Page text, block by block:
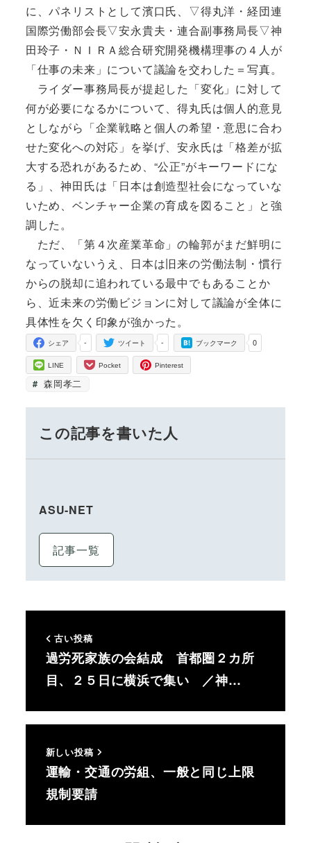
に、パネリストとして濱口氏、▽得丸洋・経団連
国際労働部会長▽安永貴夫・連合副事務局長▽神
田玲子・ＮＩＲＡ総合研究開発機構理事の４人が
「仕事の未来」について議論を交わした＝写真。
ライダー事務局長が提起した「変化」に対して
何が必要になるかについて、得丸氏は個人的意見
としながら「企業戦略と個人の希望・意思に合わ
せた変化への対応」を挙げ、安永氏は「格差が拡
大する恐れがあるため、“公正”がキーワードにな
る」、神田氏は「日本は創造型社会になっていな
いため、ベンチャー企業の育成を図ること」と強
調した。
ただ、「第４次産業革命」の輪郭がまだ鮮明に
なっていないうえ、日本は旧来の労働法制・慣行
からの脱却に追われている最中でもあることか
ら、近未来の労働ビジョンに対して議論が全体に
具体性を欠く印象が強かった。
-
シェア -
ツイート 0
ブックマーク
LINE Pocket Pinterest
森岡孝二
この記事を書いた人
ASU-NET
記事一覧
古い投稿
過労死家族の会結成 首都圏２カ所
目、２５日に横浜で集い ／神…
新しい投稿
運輸・交通の労組、一般と同じ上限
規制要請